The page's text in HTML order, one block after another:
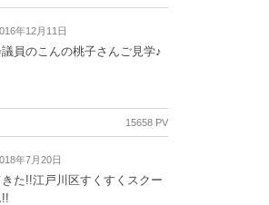
年12月11日
員のこんの桃子さんご見学♪
15658 PV
年7月20日
た!!江戸川区すくすくスクー